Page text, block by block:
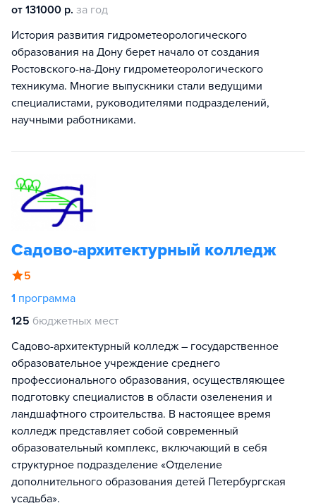
от 131000 р. за год
История развития гидрометеорологического
образования на Дону берет начало от создания
Ростовского-на-Дону гидрометеорологического
техникума. Многие выпускники стали ведущими
специалистами, руководителями подразделений,
научными работниками.
Садово-архитектурный колледж
5
1 программа
125 бюджетных мест
Садово-архитектурный колледж – государственное
образовательное учреждение среднего
профессионального образования, осуществляющее
подготовку специалистов в области озеленения и
ландшафтного строительства. В настоящее время
колледж представляет собой современный
образовательный комплекс, включающий в себя
структурное подразделение «Отделение
дополнительного образования детей Петербургская
усадьба».